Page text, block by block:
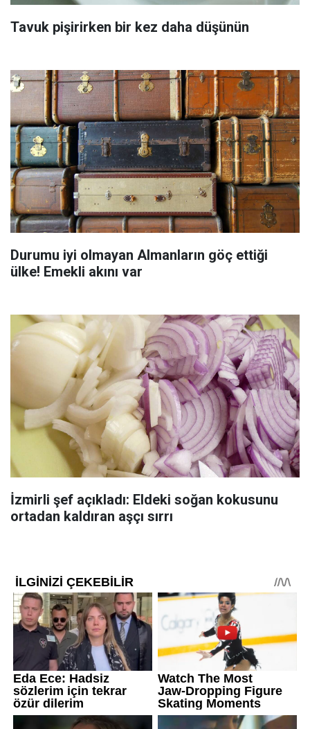
Tavuk pişirirken bir kez daha düşünün
Durumu iyi olmayan Almanların göç ettiği
ülke! Emekli akını var
İzmirli şef açıkladı: Eldeki soğan kokusunu
ortadan kaldıran aşçı sırrı